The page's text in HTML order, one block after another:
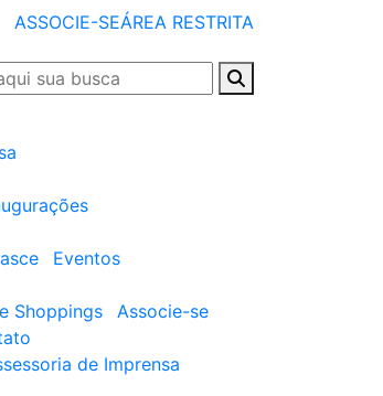
ASSOCIE-SEÁREA RESTRITA
Eventos
Shoppings
Associe-se
de Imprensa